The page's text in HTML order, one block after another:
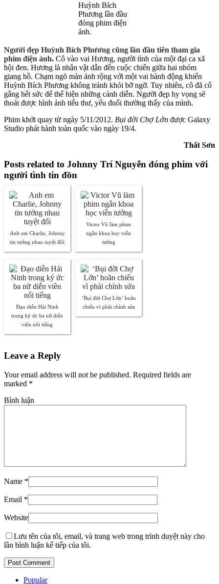
Huỳnh Bích
Phương lần đầu
đóng phim điện
ảnh.
Người đẹp Huỳnh Bích Phương cũng lần đầu tiên tham gia
phim điện ảnh. Cô vào vai Hương, người tình của một đại ca xã
hội đen. Hương là nhân vật dẫn đến cuộc chiến giữa hai nhóm
giang hồ. Chạm ngõ màn ảnh rộng với một vai hành động khiến
Huỳnh Bích Phương không tránh khỏi bỡ ngỡ. Tuy nhiên, cô đã cố
gắng hết sức để thể hiện những cảnh diễn. Người đẹp hy vọng sẽ
thoát được hình ảnh tiểu thư, yếu đuối thường thấy của mình.
Phim khởi quay từ ngày 5/11/2012. Bụi đời Chợ Lớn được Galaxy
Studio phát hành toàn quốc vào ngày 19/4.
Thất Sơn
Posts related to Johnny Trí Nguyễn đóng phim với
người tình tin đồn
Anh em Charlie, Johnny
tin tưởng nhau tuyệt đối
Victor Vũ làm phim
ngắn khoa học viễn
tưởng
Đạo diễn Hải Ninh
trong ký ức ba nữ diễn
viên nổi tiếng
‘Bụi đời Chợ Lớn’ hoãn
chiếu vì phải chỉnh sửa
Leave a Reply
Your email address will not be published. Required fields are
marked *
Bình luận
Name *
Email *
Website
Lưu tên của tôi, email, và trang web trong trình duyệt này cho
lần bình luận kế tiếp của tôi.
Popular